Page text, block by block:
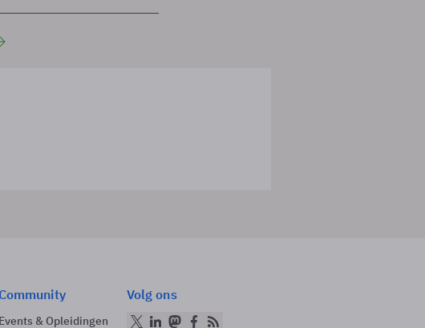
Community
Events & Opleidingen
Volg ons